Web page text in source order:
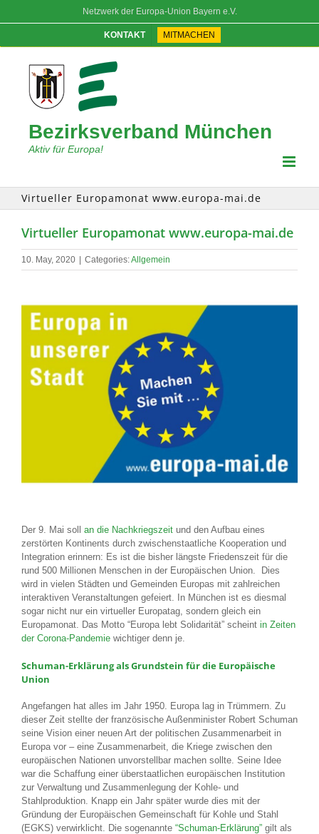
Netzwerk der Europa-Union Bayern e.V.
KONTAKT MITMACHEN
Bezirksverband München
Aktiv für Europa!
Virtueller Europamonat www.europa-mai.de
Virtueller Europamonat www.europa-mai.de
10. May, 2020 Categories:Allgemein
Der 9. Mai soll an die Nachkriegszeit und den Aufbau eines
zerstörten Kontinents durch zwischenstaatliche Kooperation und
Integration erinnern: Es ist die bisher längste Friedenszeit für die
rund 500 Millionen Menschen in der Europäischen Union. Dies
wird in vielen Städten und Gemeinden Europas mit zahlreichen
interaktiven Veranstaltungen gefeiert. In München ist es diesmal
sogar nicht nur ein virtueller Europatag, sondern gleich ein
Europamonat. Das Motto “Europa lebt Solidarität” scheint in Zeiten
der Corona-Pandemie wichtiger denn je.
Schuman-Erklärung als Grundstein für die Europäische
Union
Angefangen hat alles im Jahr 1950. Europa lag in Trümmern. Zu
dieser Zeit stellte der französische Außenminister Robert Schuman
seine Vision einer neuen Art der politischen Zusammenarbeit in
Europa vor – eine Zusammenarbeit, die Kriege zwischen den
europäischen Nationen unvorstellbar machen sollte. Seine Idee
war die Schaffung einer überstaatlichen europäischen Institution
zur Verwaltung und Zusammenlegung der Kohle- und
Stahlproduktion. Knapp ein Jahr später wurde dies mit der
Gründung der Europäischen Gemeinschaft für Kohle und Stahl
(EGKS) verwirklicht. Die sogenannte “Schuman-Erklärung” gilt als